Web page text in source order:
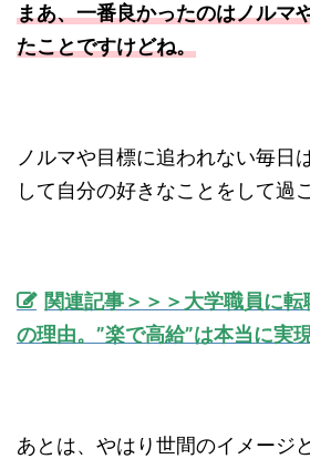
まあ、一番良かったのはノルマ
たことですけどね。
ノルマや目標に追われない毎日
して自分の好きなことをして過
関連記事＞＞＞大学職員に
の理由。”楽で高給”は本当に実現
あとは、やはり世間のイメージ